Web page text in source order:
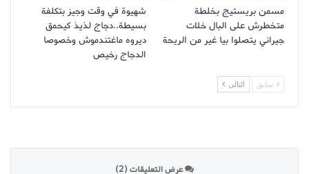
مسمن بريستيج بخلطة
متخطرش على البال خلات
جيراني يتصلوا بيا غير من الريحة
شهيوة في وقت وجيز بتكلفة
بسيطة..دجاج لذيذ كيحمق
ديروه ماغتندموش وخصوصا
الدجاج رخيص
سابق التالى
عرض التعليقات (2)